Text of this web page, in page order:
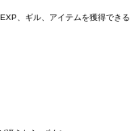
、ギル、アイテムを獲得できる